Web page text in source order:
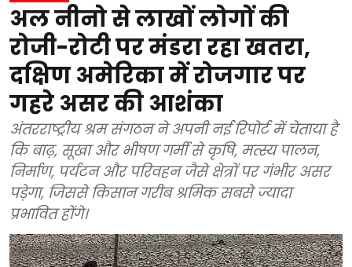
अल नीनो से लाखों लोगों की
रोजी-रोटी पर मंडरा रहा खतरा,
दक्षिण अमेरिका में रोजगार पर
गहरे असर की आशंका
अंतरराष्ट्रीय श्रम संगठन ने अपनी नई रिपोर्ट में चेताया है
कि बाढ़, सूखा और भीषण गर्मी से कृषि, मत्स्य पालन,
निर्माण, पर्यटन और परिवहन जैसे क्षेत्रों पर गंभीर असर
पड़ेगा, जिससे किसान गरीब श्रमिक सबसे ज्यादा
प्रभावित होंगे।